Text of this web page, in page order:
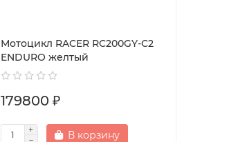
Мотоцикл RACER RC200GY-C2
ENDURO желтый
179800 ₽
В корзину